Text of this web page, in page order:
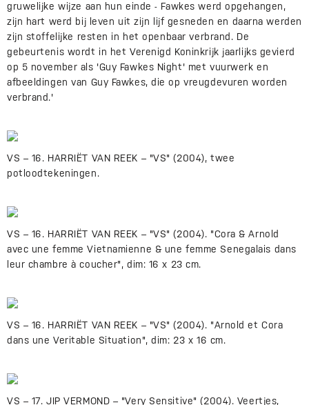
gruwelijke wijze aan hun einde - Fawkes werd opgehangen,
zijn hart werd bij leven uit zijn lijf gesneden en daarna werden
zijn stoffelijke resten in het openbaar verbrand. De
gebeurtenis wordt in het Verenigd Koninkrijk jaarlijks gevierd
op 5 november als 'Guy Fawkes Night' met vuurwerk en
afbeeldingen van Guy Fawkes, die op vreugdevuren worden
verbrand.'
VS – 16. HARRIËT VAN REEK – "VS" (2004), twee
potloodtekeningen.
VS – 16. HARRIËT VAN REEK – "VS" (2004). "Cora & Arnold
avec une femme Vietnamienne & une femme Senegalais dans
leur chambre à coucher", dim: 16 x 23 cm.
VS – 16. HARRIËT VAN REEK – "VS" (2004). "Arnold et Cora
dans une Veritable Situation", dim: 23 x 16 cm.
VS – 17. JIP VERMOND – "Very Sensitive" (2004). Veertjes,